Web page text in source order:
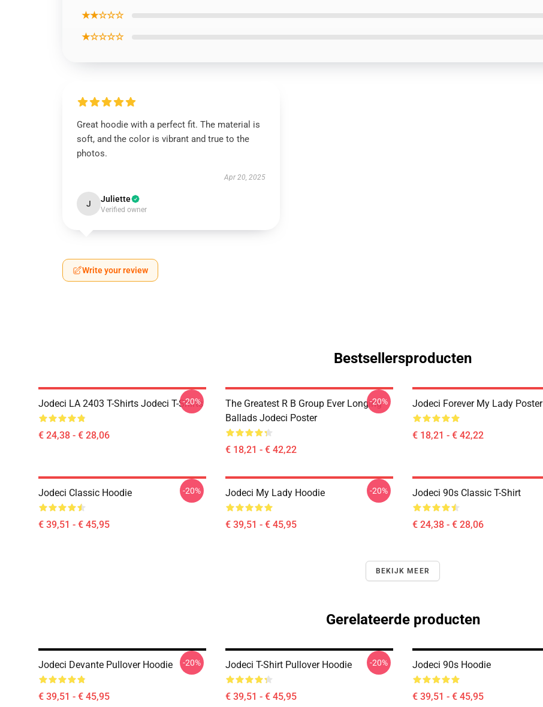
★★☆☆☆
★☆☆☆☆
Great hoodie with a perfect fit. The material is
soft, and the color is vibrant and true to the
photos.
Apr 20, 2025
J Juliette
Verified owner
Write your review
Bestsellersproducten
Jodeci LA 2403 T-Shirts Jodeci T-Shirts
€ 24,38 - € 28,06
-20%
The Greatest R B Group Ever Longing
Ballads Jodeci Poster
€ 18,21 - € 42,22
-20% Jodeci Forever My Lady Poster
€ 18,21 - € 42,22
Jodeci Classic Hoodie
€ 39,51 - € 45,95
-20% Jodeci My Lady Hoodie
€ 39,51 - € 45,95
-20% Jodeci 90s Classic T-Shirt
€ 24,38 - € 28,06
BEKIJK MEER
Gerelateerde producten
Jodeci Devante Pullover Hoodie
€ 39,51 - € 45,95
-20% Jodeci T-Shirt Pullover Hoodie
€ 39,51 - € 45,95
-20% Jodeci 90s Hoodie
€ 39,51 - € 45,95